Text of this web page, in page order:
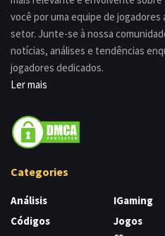
você por uma equipe de
setor. Junte-se à nossa
notícias, análises e tendências
jogadores dedicados.
Ler mais
Categories
Análisis
Códigos
IGaming
Jogos